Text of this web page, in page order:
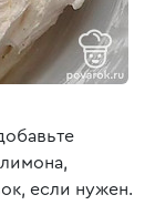
если нужен.